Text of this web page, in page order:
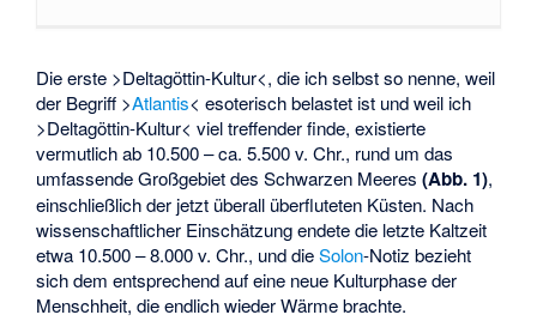
Die erste >Deltagöttin-Kultur<, die ich selbst so nenne, weil
der Begriff >Atlantis< esoterisch belastet ist und weil ich
>Deltagöttin-Kultur< viel treffender finde, existierte
vermutlich ab 10.500 – ca. 5.500 v. Chr., rund um das
umfassende Großgebiet des Schwarzen Meeres(Abb. 1),
einschließlich der jetzt überall überfluteten Küsten. Nach
wissenschaftlicher Einschätzung endete die letzte Kaltzeit
etwa 10.500 – 8.000 v. Chr., und dieSolon-Notiz bezieht
sich dem entsprechend auf eine neue Kulturphase der
Menschheit, die endlich wieder Wärme brachte.